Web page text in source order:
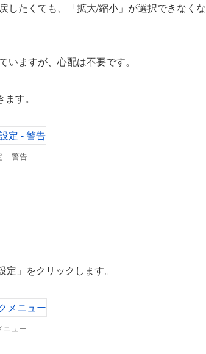
したくても、「拡大/縮小」が選択できなくな
ますが、心配は不要です。
す。
– 警告
」をクリックします。
ニュー